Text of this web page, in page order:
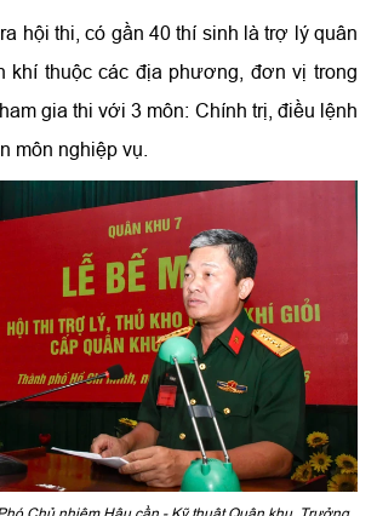
hội thi, có gần 40 thí sinh là trợ lý quân
khí thuộc các địa phương, đơn vị trong
gia thi với 3 môn: Chính trị, điều lệnh
môn nghiệp vụ.
Chủ nhiệm Hậu cần - Kỹ thuật Quân khu, Trưởng